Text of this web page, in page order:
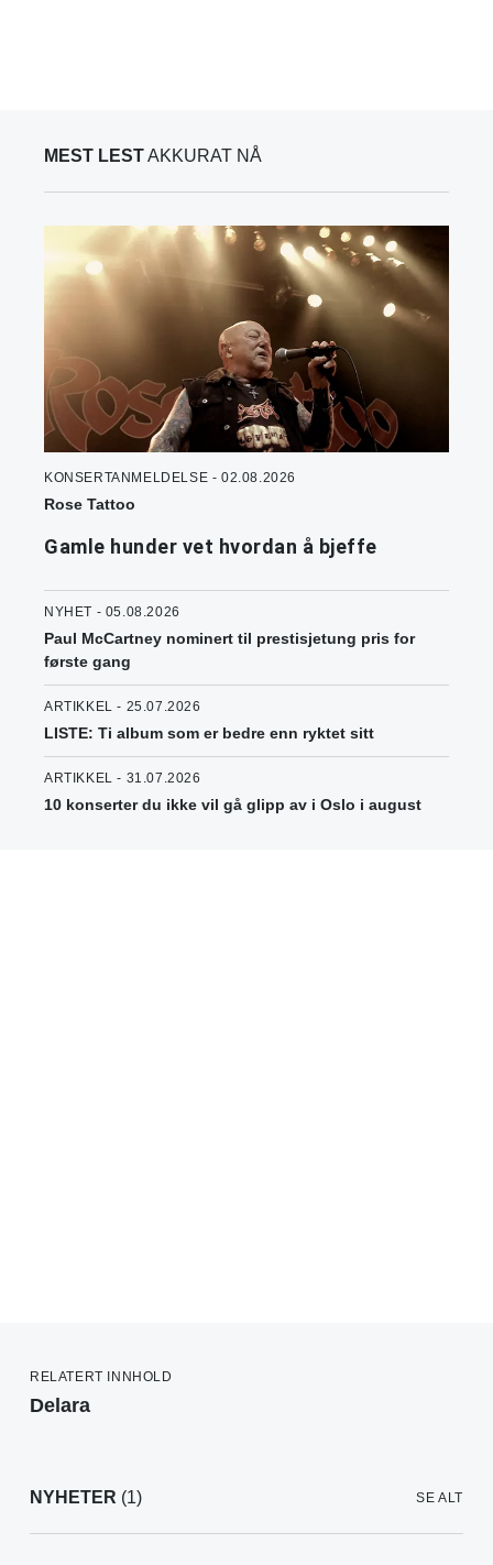
MEST LESTAKKURAT NÅ
KONSERTANMELDELSE - 02.08.2026
Rose Tattoo
Gamle hunder vet hvordan å bjeffe
NYHET - 05.08.2026
Paul McCartney nominert til prestisjetung pris for
første gang
ARTIKKEL - 25.07.2026
LISTE: Ti album som er bedre enn ryktet sitt
ARTIKKEL - 31.07.2026
10 konserter du ikke vil gå glipp av i Oslo i august
RELATERT INNHOLD
Delara
NYHETER (1) SE ALT